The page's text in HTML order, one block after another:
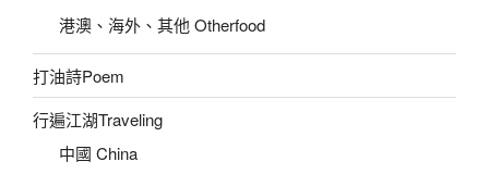
港澳、海外、其他 Otherfood
打油詩Poem
行遍江湖Traveling
中國 China